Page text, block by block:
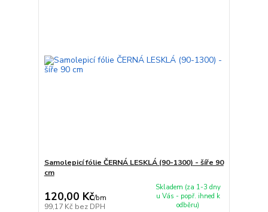
Samolepicí fólie ČERNÁ LESKLÁ (90-1300) - šíře 90
cm
120,00 Kč/bm
99,17 Kč bez DPH
Skladem (za 1-3 dny
u Vás - popř. ihned k
odběru)